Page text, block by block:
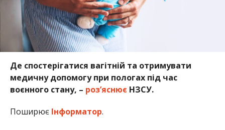
Де спостерігатися вагітній та отримувати
медичну допомогу при пологах під час
воєнного стану, – роз’яснює НЗСУ.
Поширює Інформатор.